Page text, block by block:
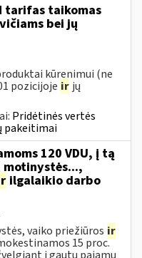
tarifas taikomas
bei jų
kūrenimui (ne
pozicijoje ir jų
Pridėtinės vertės
pakeitimai
120 VDU, į tą
ilgalaikio darbo
vaiko priežiūros ir
15 proc.
į gautų pajamų